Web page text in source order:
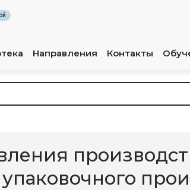
Направления Контакты